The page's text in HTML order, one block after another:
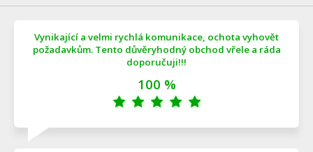
Vynikající a velmi rychlá komunikace, ochota vyhovět
požadavkům. Tento důvěryhodný obchod vřele a ráda
doporučuji!!!
100 %